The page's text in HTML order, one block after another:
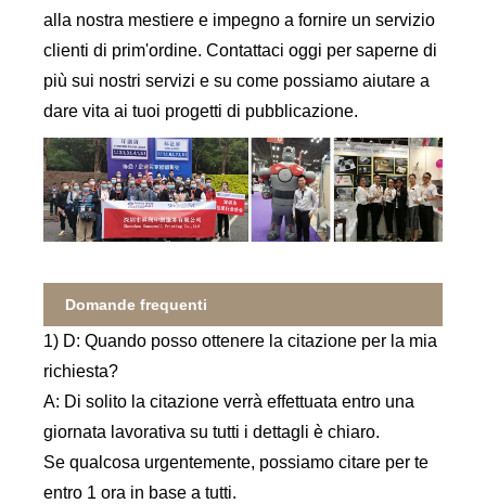
alla nostra mestiere e impegno a fornire un servizio
clienti di prim'ordine. Contattaci oggi per saperne di
più sui nostri servizi e su come possiamo aiutare a
dare vita ai tuoi progetti di pubblicazione.
Domande frequenti
1) D: Quando posso ottenere la citazione per la mia
richiesta?
A: Di solito la citazione verrà effettuata entro una
giornata lavorativa su tutti i dettagli è chiaro.
Se qualcosa urgentemente, possiamo citare per te
entro 1 ora in base a tutti.